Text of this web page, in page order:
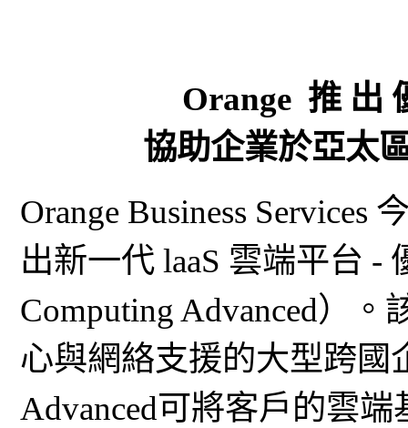
Orange 推 出
協助企業於亞太
Orange Business
出新一代 laaS 雲端平台 -
Computing Advanced）
心與網絡支援的大型跨國
Advanced可將客戶的雲